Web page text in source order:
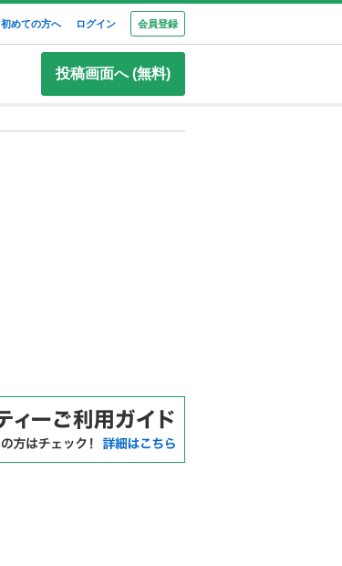
初めての方へ ログイン 会員登録
投稿画面へ (無料)